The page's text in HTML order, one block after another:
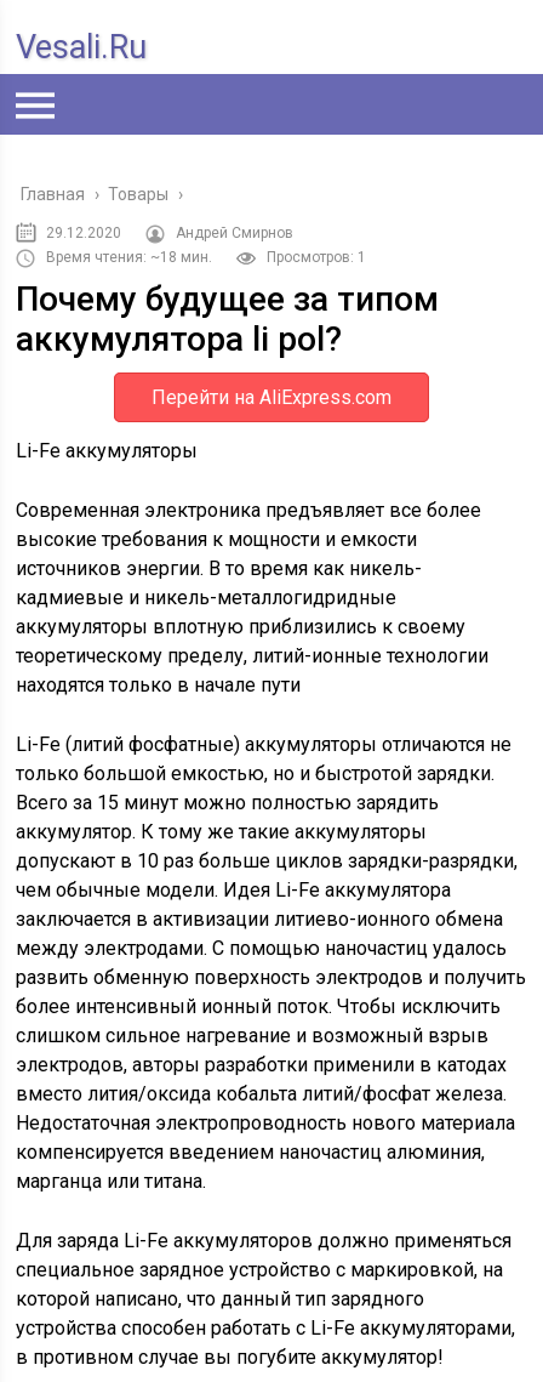
Vesali.ru
Главная › Товары ›
29.12.2020
Андрей Смирнов
Время чтения: ~18 мин.
Просмотров: 1
Почему будущее за типом
аккумулятора li pol?
Перейти на AliExpress.com
Li-Fe аккумуляторы
Современная электроника предъявляет все более
высокие требования к мощности и емкости
источников энергии. В то время как никель-
кадмиевые и никель-металлогидридные
аккумуляторы вплотную приблизились к своему
теоретическому пределу, литий-ионные технологии
находятся только в начале пути
Li-Fe (литий фосфатные) аккумуляторы отличаются не
только большой емкостью, но и быстротой зарядки.
Всего за 15 минут можно полностью зарядить
аккумулятор. К тому же такие аккумуляторы
допускают в 10 раз больше циклов зарядки-разрядки,
чем обычные модели. Идея Li-Fe аккумулятора
заключается в активизации литиево-ионного обмена
между электродами. С помощью наночастиц удалось
развить обменную поверхность электродов и получить
более интенсивный ионный поток. Чтобы исключить
слишком сильное нагревание и возможный взрыв
электродов, авторы разработки применили в катодах
вместо лития/оксида кобальта литий/фосфат железа.
Недостаточная электропроводность нового материала
компенсируется введением наночастиц алюминия,
марганца или титана.
Для заряда Li-Fe аккумуляторов должно применяться
специальное зарядное устройство с маркировкой, на
которой написано, что данный тип зарядного
устройства способен работать с Li-Fe аккумуляторами,
в противном случае вы погубите аккумулятор!